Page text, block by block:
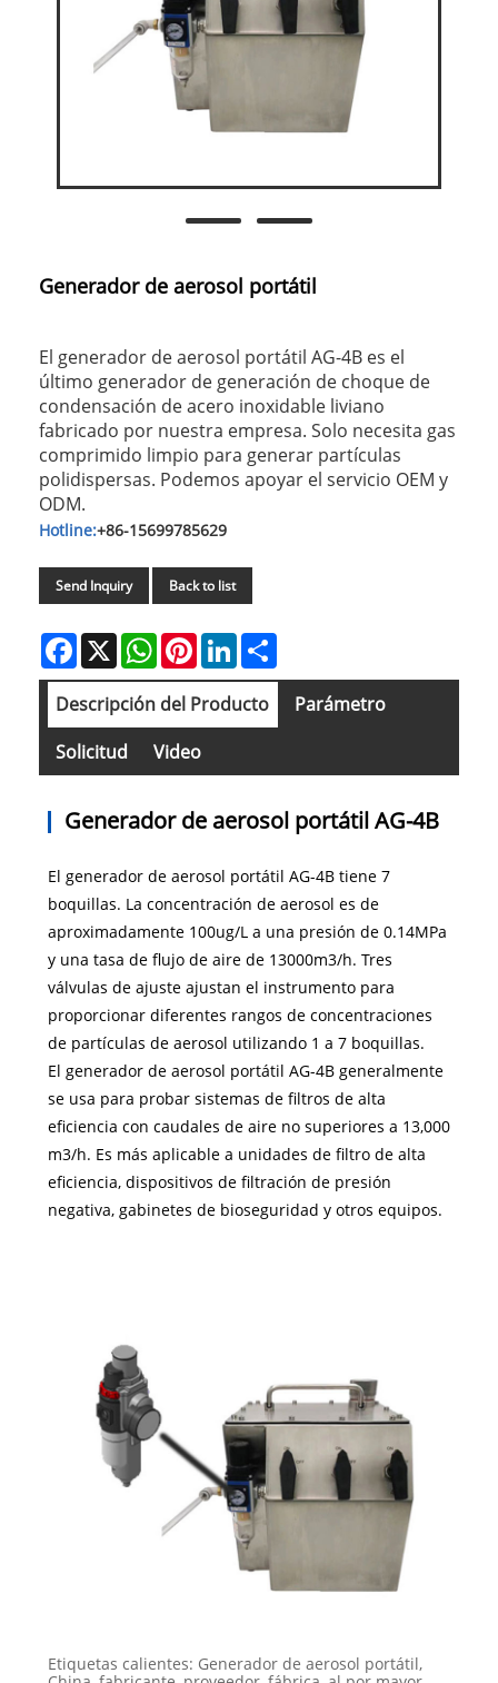
Generador de aerosol portátil
El generador de aerosol portátil AG-4B es el
último generador de generación de choque de
condensación de acero inoxidable liviano
fabricado por nuestra empresa. Solo necesita gas
comprimido limpio para generar partículas
polidispersas. Podemos apoyar el servicio OEM y
ODM.
Hotline:+86-15699785629
Send Inquiry Back to list
Facebook
X WhatsAppPinterestLinkedIn
Descripción del Producto
Parámetro
Solicitud
Video
Generador de aerosol portátil AG-4B
El generador de aerosol portátil AG-4B tiene 7
boquillas. La concentración de aerosol es de
aproximadamente 100ug/L a una presión de 0.14MPa
y una tasa de flujo de aire de 13000m3/h. Tres
válvulas de ajuste ajustan el instrumento para
proporcionar diferentes rangos de concentraciones
de partículas de aerosol utilizando 1 a 7 boquillas.
El generador de aerosol portátil AG-4B generalmente
se usa para probar sistemas de filtros de alta
eficiencia con caudales de aire no superiores a 13,000
m3/h. Es más aplicable a unidades de filtro de alta
eficiencia, dispositivos de filtración de presión
negativa, gabinetes de bioseguridad y otros equipos.
Etiquetas calientes: Generador de aerosol portátil,